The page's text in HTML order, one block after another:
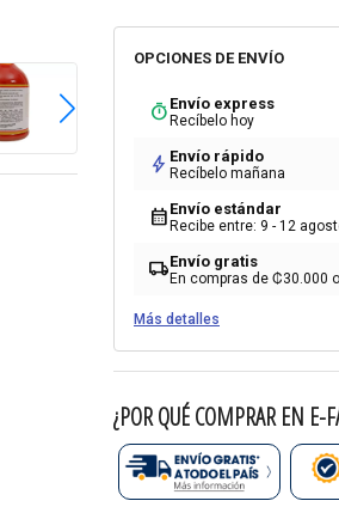
OPCIONES DE ENVÍO
timer Envío express
Recíbelo hoy
bolt Envío rápido
Recíbelo mañana
calendar_month Envío estándar
Recibe entre: 9 - 12
local_shippingEnvío gratis
En compras de ₡30.000
Más detalles
¿POR QUÉ COMPRAR EN E-